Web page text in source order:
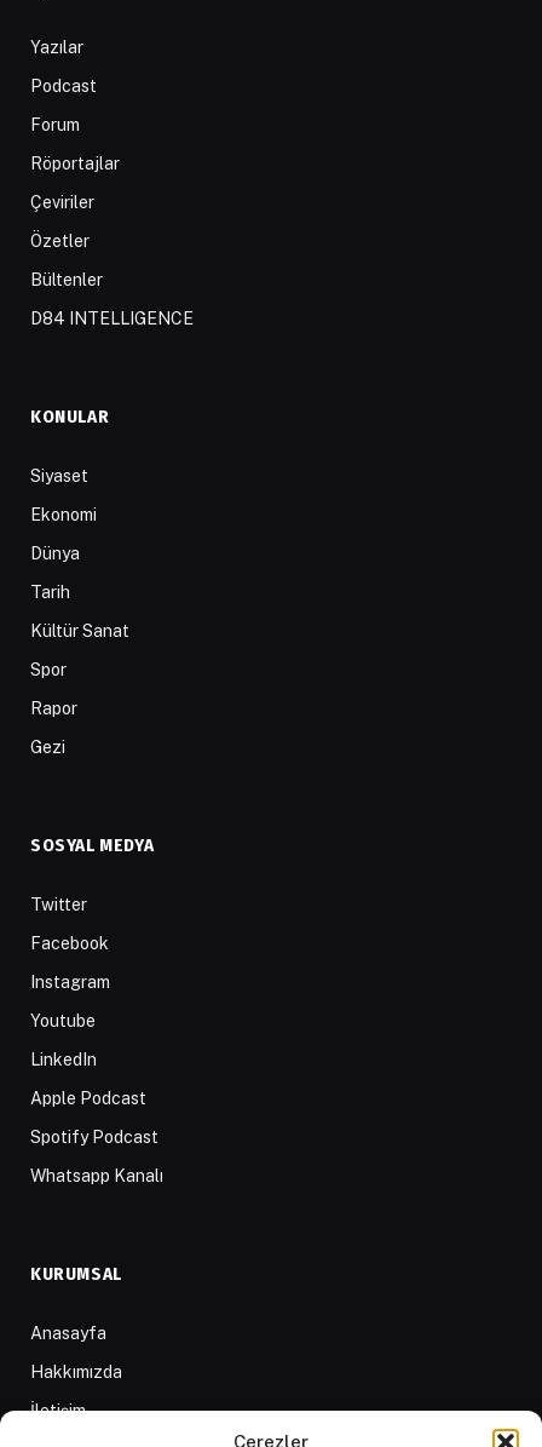
Çerezler
Yazılar
Podcast
Forum
Röportajlar
Çeviriler
Özetler
Bültenler
D84 INTELLIGENCE
KONULAR
Siyaset
Ekonomi
Dünya
Tarih
Kültür Sanat
Spor
Rapor
Gezi
SOSYAL MEDYA
Twitter
Facebook
Instagram
Youtube
LinkedIn
Apple Podcast
Spotify Podcast
Whatsapp Kanalı
KURUMSAL
Anasayfa
Hakkımızda
İletişim